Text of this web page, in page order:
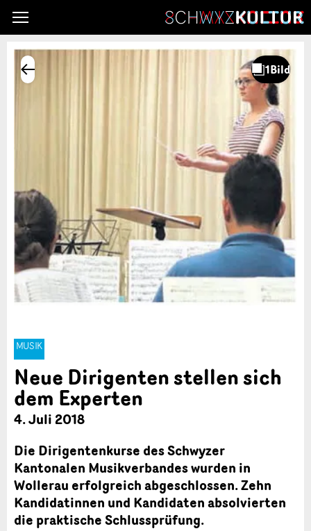
MUSIK
Neue Dirigenten stellen sich
dem Experten
4. Juli 2018
Die Dirigentenkurse des Schwyzer
Kantonalen Musikverbandes wurden in
Wollerau erfolgreich abgeschlossen. Zehn
Kandidatinnen und Kandidaten absolvierten
die praktische Schlussprüfung.